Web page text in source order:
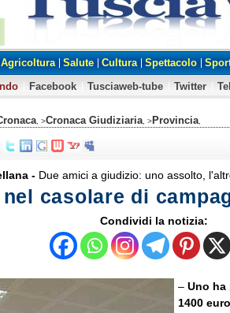
Agricoltura Salute Cultura Spettacolo
Facebook Tusciaweb-tube Twitter
, >Cronaca Giudiziaria , >Provincia
- Due amici a giudizio: uno assolto,
casolare di
Condividi la notizia:
– Uno ha
1400